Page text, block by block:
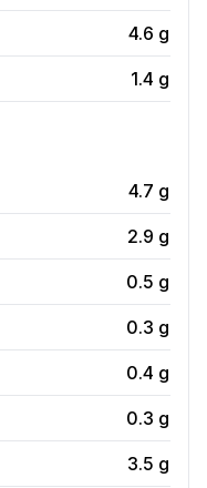
4.6 g
1.4 g
4.7 g
2.9 g
0.5 g
0.3 g
0.4 g
0.3 g
3.5 g